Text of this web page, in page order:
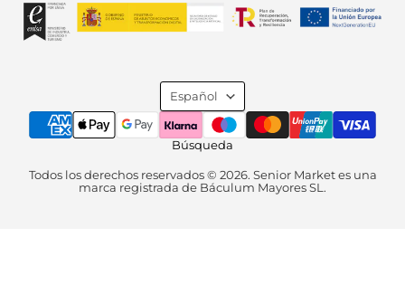
Idioma
Español
Búsqueda
Todos los derechos reservados © 2026. Senior Market es una
marca registrada de Báculum Mayores SL.